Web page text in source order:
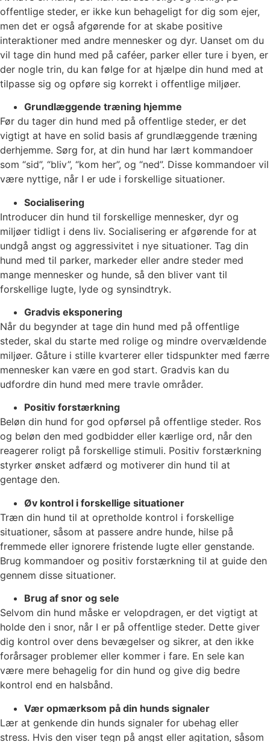
offentlige steder, er ikke kun behageligt for dig som ejer,
men det er også afgørende for at skabe positive
interaktioner med andre mennesker og dyr. Uanset om du
vil tage din hund med på caféer, parker eller ture i byen, er
der nogle trin, du kan følge for at hjælpe din hund med at
tilpasse sig og opføre sig korrekt i offentlige miljøer.
Grundlæggende træning hjemme
Før du tager din hund med på offentlige steder, er det
vigtigt at have en solid basis af grundlæggende træning
derhjemme. Sørg for, at din hund har lært kommandoer
som “sid”, “bliv”, “kom her”, og “ned”. Disse kommandoer vil
være nyttige, når I er ude i forskellige situationer.
Socialisering
Introducer din hund til forskellige mennesker, dyr og
miljøer tidligt i dens liv. Socialisering er afgørende for at
undgå angst og aggressivitet i nye situationer. Tag din
hund med til parker, markeder eller andre steder med
mange mennesker og hunde, så den bliver vant til
forskellige lugte, lyde og synsindtryk.
Gradvis eksponering
Når du begynder at tage din hund med på offentlige
steder, skal du starte med rolige og mindre overvældende
miljøer. Gåture i stille kvarterer eller tidspunkter med færre
mennesker kan være en god start. Gradvis kan du
udfordre din hund med mere travle områder.
Positiv forstærkning
Beløn din hund for god opførsel på offentlige steder. Ros
og beløn den med godbidder eller kærlige ord, når den
reagerer roligt på forskellige stimuli. Positiv forstærkning
styrker ønsket adfærd og motiverer din hund til at
gentage den.
Øv kontrol i forskellige situationer
Træn din hund til at opretholde kontrol i forskellige
situationer, såsom at passere andre hunde, hilse på
fremmede eller ignorere fristende lugte eller genstande.
Brug kommandoer og positiv forstærkning til at guide den
gennem disse situationer.
Brug af snor og sele
Selvom din hund måske er velopdragen, er det vigtigt at
holde den i snor, når I er på offentlige steder. Dette giver
dig kontrol over dens bevægelser og sikrer, at den ikke
forårsager problemer eller kommer i fare. En sele kan
være mere behagelig for din hund og give dig bedre
kontrol end en halsbånd.
Vær opmærksom på din hunds signaler
Lær at genkende din hunds signaler for ubehag eller
stress. Hvis den viser tegn på angst eller agitation, såsom